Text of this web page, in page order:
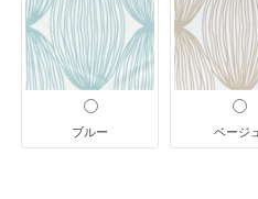
ブルー ベージュ